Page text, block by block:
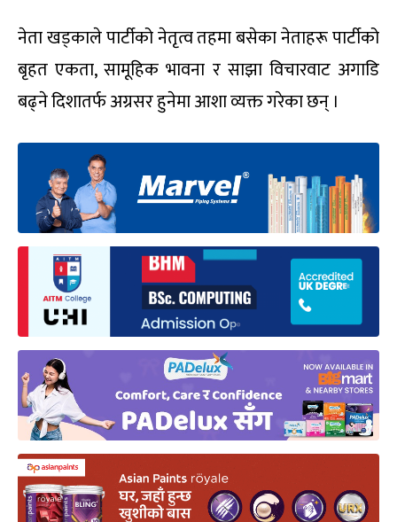
नेता खड्काले पार्टीको नेतृत्व तहमा बसेका नेताहरू पार्टीको
बृहत एकता, सामूहिक भावना र साझा विचारवाट अगाडि
बढ्ने दिशातर्फ अग्रसर हुनेमा आशा व्यक्त गरेका छन् ।